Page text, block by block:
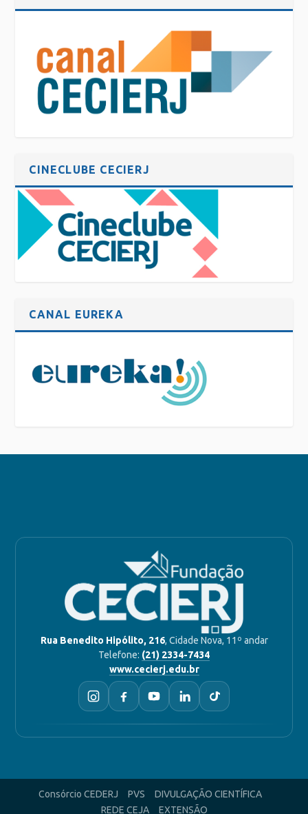
CINECLUBE CECIERJ
CANAL EUREKA
Rua Benedito Hipólito, 216, Cidade Nova, 11º andar
Telefone: (21) 2334-7434
www.cecierj.edu.br
Consórcio CEDERJ PVS
DIVULGAÇÃO CIENTÍFICA
REDE CEJA
EXTENSÃO